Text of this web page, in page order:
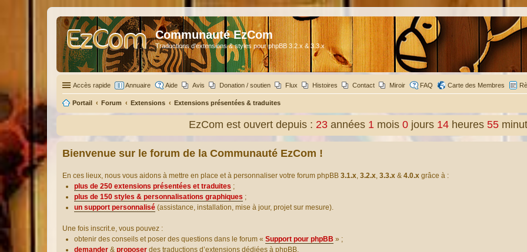
Communauté EzCom
Traductions d'extensions & styles pour phpBB 3.2.x & 3.3.x
Accès rapide Annuaire Aide Avis Donation / soutien Flux Histoires Contact Miroir FAQ Carte des Membres
Portail Forum Extensions Extensions présentées & traduites
EzCom est ouvert depuis : 23 années 1 mois 0 jours 14 heures 55
Bienvenue sur le forum de la Communauté EzCom !
En ces lieux, nous vous aidons à mettre en place et à personnaliser votre forum phpBB 3.1.x, 3.2.x, 3.3.x & 4.0.x grâce à :
plus de 250 extensions présentées et traduites ;
plus de 150 styles & personnalisations graphiques ;
un support personnalisé (assistance, installation, mise à jour, projet sur mesure).
Une fois inscrit.e, vous pouvez :
obtenir des conseils et poser des questions dans le forum « Support pour phpBB » ;
demander & proposer des traductions d’extensions dédiées à phpBB.